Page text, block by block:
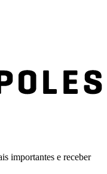
importantes e receber